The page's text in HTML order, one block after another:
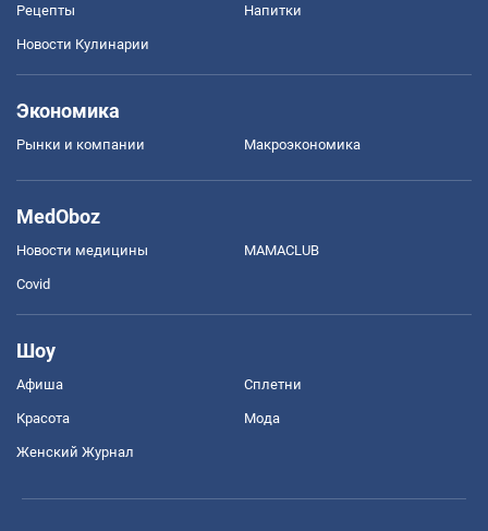
Рецепты Напитки
Новости Кулинарии
Экономика
Рынки и компании Mакроэкономика
MedOboz
Новости медицины MAMACLUB
Covid
Шоу
Афиша Сплетни
Красота Мода
Женский Журнал